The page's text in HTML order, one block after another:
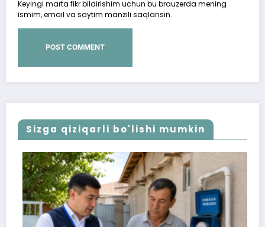
Keyingi marta fikr bildirishim uchun bu brauzerda mening
ismim, email va saytim manzili saqlansin.
Sizga qiziqarli bo'lishi mumkin